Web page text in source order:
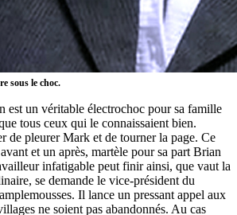
sous le choc.
est un véritable électrochoc pour sa famille
tous ceux qui le connaissaient bien.
de pleurer Mark et de tourner la page. Ce
et un après, martèle pour sa part Brian
infatigable peut finir ainsi, que vaut la
se demande le vice-président du
Il lance un pressant appel aux
ne soient pas abandonnés. Au cas